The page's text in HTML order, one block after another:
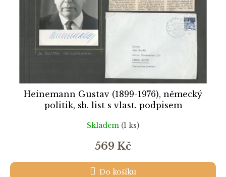
Heinemann Gustav (1899-1976), německý
politik, sb. list s vlast. podpisem
Skladem (1 ks)
569 Kč
Do košíku